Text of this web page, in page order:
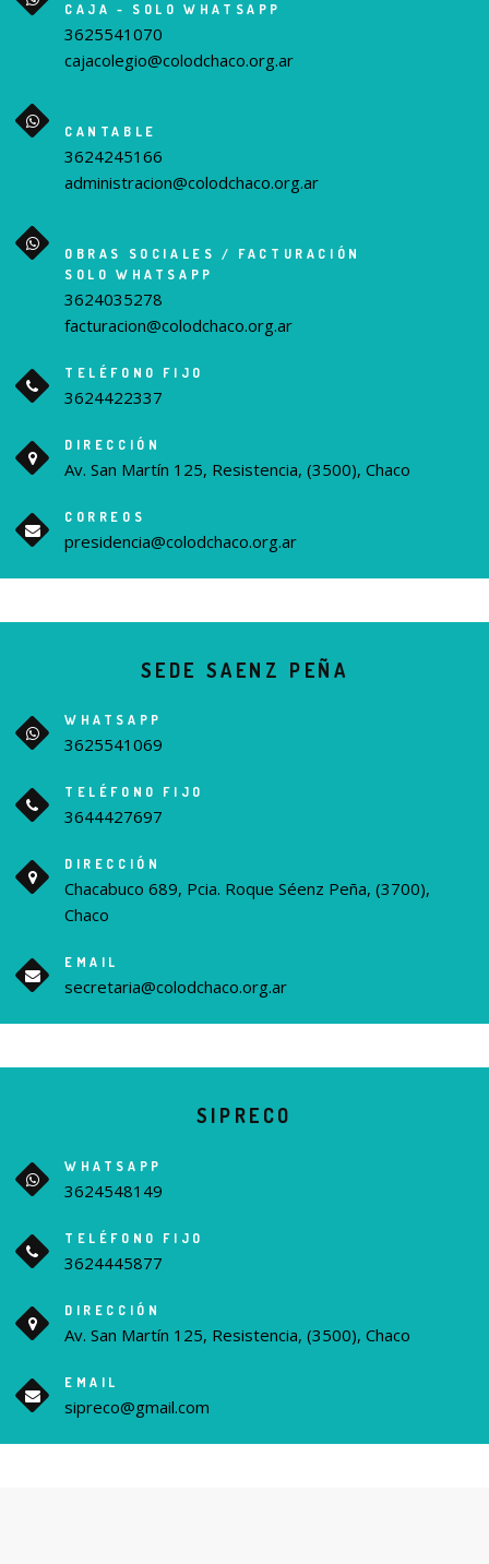
CAJA - SOLO WHATSAPP
3625541070
cajacolegio@colodchaco.org.ar
CANTABLE
3624245166
administracion@colodchaco.org.ar
OBRAS SOCIALES / FACTURACIÓN
SOLO WHATSAPP
3624035278
facturacion@colodchaco.org.ar
TELÉFONO FIJO
3624422337
DIRECCIÓN
Av. San Martín 125, Resistencia, (3500), Chaco
CORREOS
presidencia@colodchaco.org.ar
SEDE SAENZ PEÑA
WHATSAPP
3625541069
TELÉFONO FIJO
3644427697
DIRECCIÓN
Chacabuco 689, Pcia. Roque Séenz Peña, (3700),
Chaco
EMAIL
secretaria@colodchaco.org.ar
SIPRECO
WHATSAPP
3624548149
TELÉFONO FIJO
3624445877
DIRECCIÓN
Av. San Martín 125, Resistencia, (3500), Chaco
EMAIL
sipreco@gmail.com